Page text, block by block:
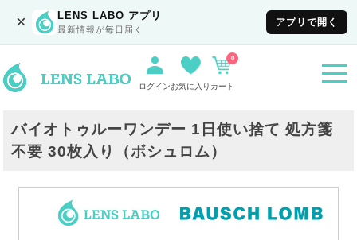
× LENS LABO アプリ
最新情報が毎日届く
アプリで開く
ログインお気に入り カート
0
バイオトゥルーワンデー 1日使い捨て 処方箋
不要 30枚入り（ボシュロム）